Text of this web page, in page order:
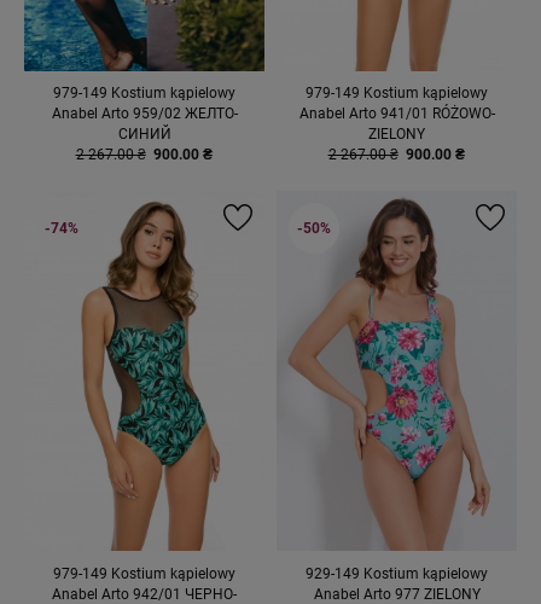
979-149 Kostium kąpielowy
Anabel Arto 959/02 ЖЕЛТО-
СИНИЙ
2 267.00 ₴ 900.00 ₴
979-149 Kostium kąpielowy
Anabel Arto 941/01 RÓŻOWO-
ZIELONY
2 267.00 ₴ 900.00 ₴
979-149 Kostium kąpielowy
Anabel Arto 942/01 ЧЕРНО-
-74%
929-149 Kostium kąpielowy
Anabel Arto 977 ZIELONY
-50%